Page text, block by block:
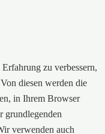
zu verbessern,
diesen werden die
in Ihrem Browser
grundlegenden
verwenden auch